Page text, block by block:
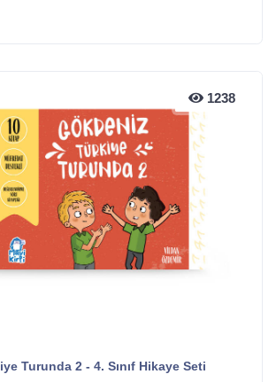
1238
1238
Turunda 2 - 4. Sınıf Hikaye Seti